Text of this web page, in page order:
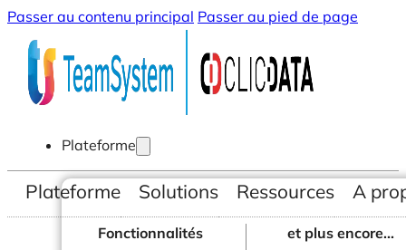
Passer au contenu principal Passer au pied de page
Plateforme
Fonctionnalités
et plus encore...
Plateforme Solutions Ressources A